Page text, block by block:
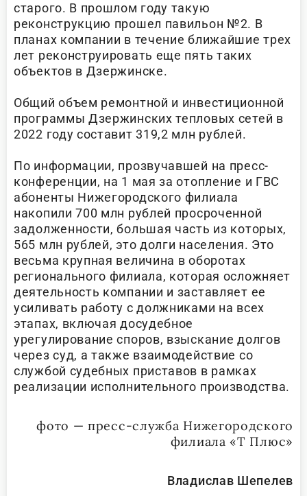
старого. В прошлом году такую
реконструкцию прошел павильон №2. В
планах компании в течение ближайшие трех
лет реконструировать еще пять таких
объектов в Дзержинске.
Общий объем ремонтной и инвестиционной
программы Дзержинских тепловых сетей в
2022 году составит 319,2 млн рублей.
По информации, прозвучавшей на пресс-
конференции, на 1 мая за отопление и ГВС
абоненты Нижегородского филиала
накопили 700 млн рублей просроченной
задолженности, большая часть из которых,
565 млн рублей, это долги населения. Это
весьма крупная величина в оборотах
регионального филиала, которая осложняет
деятельность компании и заставляет ее
усиливать работу с должниками на всех
этапах, включая досудебное
урегулирование споров, взыскание долгов
через суд, а также взаимодействие со
службой судебных приставов в рамках
реализации исполнительного производства.
фото — пресс-служба Нижегородского
филиала «Т Плюс»
Владислав Шепелев